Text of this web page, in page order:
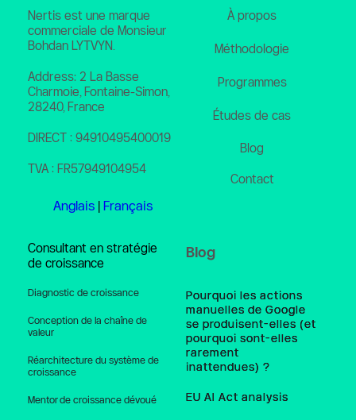
Nertis est une marque
commerciale de Monsieur
Bohdan LYTVYN.
Address: 2 La Basse
Charmoie, Fontaine-Simon,
28240, France
DIRECT : 94910495400019
TVA : FR57949104954
Anglais | Français
À propos
Méthodologie
Programmes
Études de cas
Blog
Contact
Consultant en stratégie
de croissance
Diagnostic de croissance
Conception de la chaîne de
valeur
Réarchitecture du système de
croissance
Mentor de croissance dévoué
Blog
Pourquoi les actions
manuelles de Google
se produisent-elles (et
pourquoi sont-elles
rarement
inattendues) ?
EU AI Act analysis